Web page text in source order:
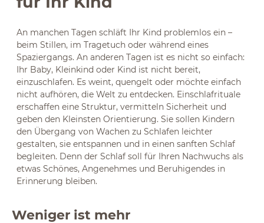
An manchen Tagen schläft Ihr Kind problemlos ein –
beim Stillen, im Tragetuch oder während eines
Spaziergangs. An anderen Tagen ist es nicht so einfach:
Ihr Baby, Kleinkind oder Kind ist nicht bereit,
einzuschlafen. Es weint, quengelt oder möchte einfach
nicht aufhören, die Welt zu entdecken. Einschlafrituale
erschaffen eine Struktur, vermitteln Sicherheit und
geben den Kleinsten Orientierung. Sie sollen Kindern
den Übergang von Wachen zu Schlafen leichter
gestalten, sie entspannen und in einen sanften Schlaf
begleiten. Denn der Schlaf soll für Ihren Nachwuchs als
etwas Schönes, Angenehmes und Beruhigendes in
Erinnerung bleiben.
Weniger ist mehr